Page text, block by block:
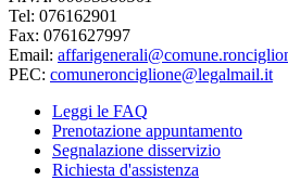
Tel: 076162901
Fax: 0761627997
Email:
PEC: comuneronciglione@legalmail.it
Leggi le FAQ
Prenotazione appuntamento
Segnalazione disservizio
Richiesta d'assistenza